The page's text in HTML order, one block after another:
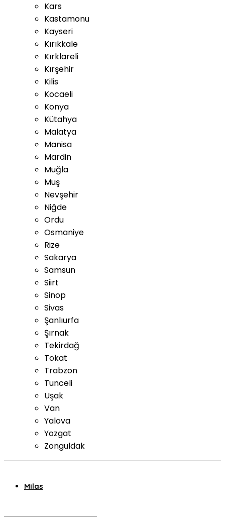
Kars
Kastamonu
Kayseri
Kırıkkale
Kırklareli
Kırşehir
Kilis
Kocaeli
Konya
Kütahya
Malatya
Manisa
Mardin
Muğla
Muş
Nevşehir
Niğde
Ordu
Osmaniye
Rize
Sakarya
Samsun
Siirt
Sinop
Sivas
Şanlıurfa
Şırnak
Tekirdağ
Tokat
Trabzon
Tunceli
Uşak
Van
Yalova
Yozgat
Zonguldak
Milas